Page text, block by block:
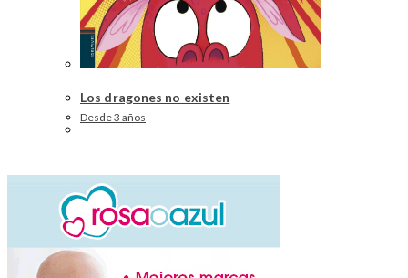
Los dragones no existen
Desde 3 años